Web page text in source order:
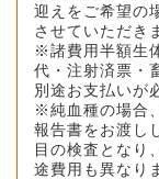
迎えをご希望の
させていただき
※諸費用半額生
代・注射済票・
別途お支払いが
※純血種の場合
報告書をお渡し
目の検査となり
途費用も異なり